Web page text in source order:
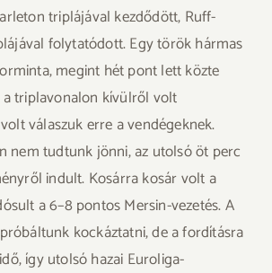
triplájával kezdődött, Ruff-
folytatódott. Egy török hármas
megint hét pont lett közte
a triplavonalon kívülről volt
válaszuk erre a vendégeknek.
nem tudtunk jönni, az utolsó öt perc
indult. Kosárra kosár volt a
a 6–8 pontos Mersin-vezetés. A
kockáztatni, de a fordításra
így utolsó hazai Euroliga-